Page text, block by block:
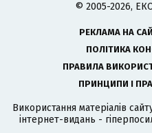
© 2005-2026,
РЕКЛАМА НА
ПОЛІТИКА
ПРАВИЛА
ПРИНЦИПИ І
Використання матеріалів
інтернет-видань -